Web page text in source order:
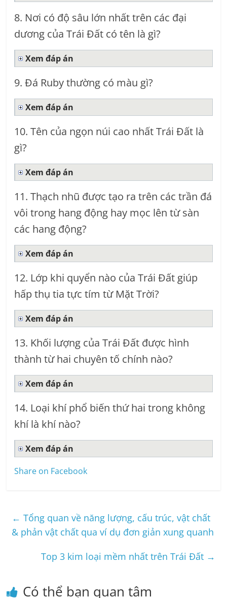
8. Nơi có độ sâu lớn nhất trên các đại
dương của Trái Đất có tên là gì?
Xem đáp án
9. Đá Ruby thường có màu gì?
Xem đáp án
10. Tên của ngọn núi cao nhất Trái Đất là
gì?
Xem đáp án
11. Thạch nhũ được tạo ra trên các trần đá
vôi trong hang động hay mọc lên từ sàn
các hang động?
Xem đáp án
12. Lớp khi quyển nào của Trái Đất giúp
hấp thụ tia tực tím từ Mặt Trời?
Xem đáp án
13. Khối lượng của Trái Đất được hình
thành từ hai chuyên tố chính nào?
Xem đáp án
14. Loại khí phổ biến thứ hai trong không
khí là khí nào?
Xem đáp án
Share on Facebook
← Tổng quan về năng lượng, cấu trúc, vật chất
& phản vật chất qua ví dụ đơn giản xung quanh
Top 3 kim loại mềm nhất trên Trái Đất →
Có thể bạn quan tâm